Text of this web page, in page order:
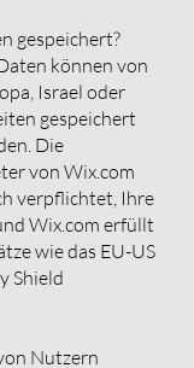
gespeichert?
können von
Israel oder
gespeichert
Die
von Wix.com
verpflichtet, Ihre
Wix.com erfüllt
wie das EU-US
Shield
Nutzern